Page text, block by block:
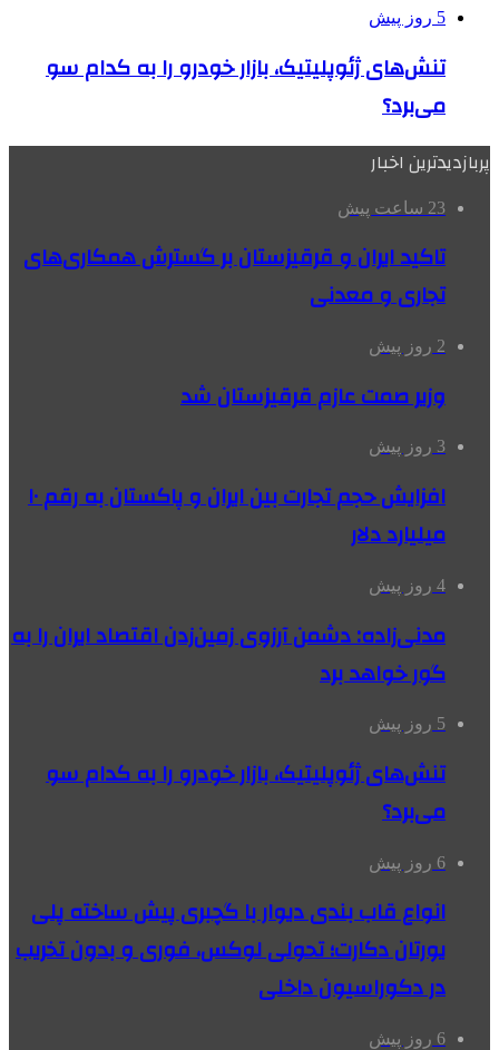
5 روز پیش
تنش‌های ژئوپلیتیک، بازار خودرو را به کدام سو
می‌برد؟
پربازدیدترین اخبار
23 ساعت پیش
تاکید ایران و قرقیزستان بر گسترش همکاری‌های
تجاری و معدنی
2 روز پیش
وزیر صمت عازم قرقیزستان شد
3 روز پیش
افزایش حجم تجارت بین ایران و پاکستان به رقم ۱۰
میلیارد دلار
4 روز پیش
مدنی‌زاده: دشمن آرزوی زمین‌زدن اقتصاد ایران را به
گور خواهد برد
5 روز پیش
تنش‌های ژئوپلیتیک، بازار خودرو را به کدام سو
می‌برد؟
6 روز پیش
انواع قاب بندی دیوار با گچبری پیش ساخته پلی
یورتان دکارت؛ تحولی لوکس، فوری و بدون تخریب
در دکوراسیون داخلی
6 روز پیش